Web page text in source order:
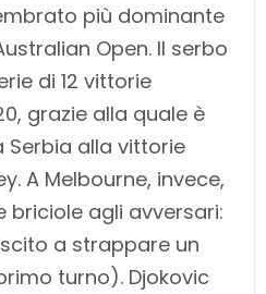
più dominante
Open. Il serbo
di 12 vittorie
grazie alla quale è
alla vittorie
A Melbourne, invece,
briciole agli avversari:
a strappare un
turno). Djokovic